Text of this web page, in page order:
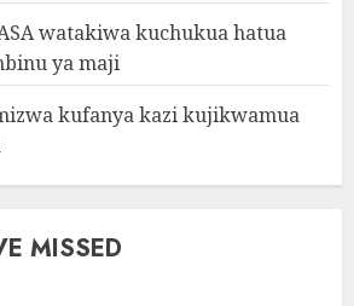
watakiwa kuchukua hatua
ya maji
kufanya kazi kujikwamua
MISSED